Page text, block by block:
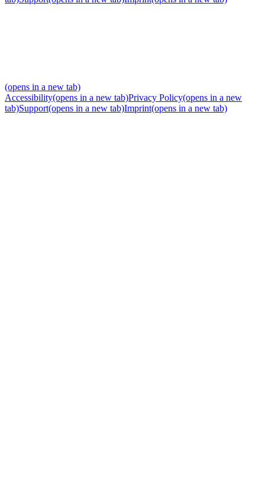
(opens in a new tab)
Accessibility(opens in a new tab)Privacy Policy(opens in a new
tab)Support(opens in a new tab)Imprint(opens in a new tab)